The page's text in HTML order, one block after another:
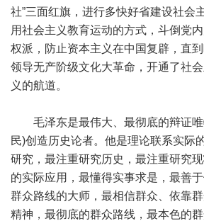
社”三面红旗，进行多快好省建设社会
用社会主义教育运动的方式，斗倒党
权派，防止资本主义在中国复辟，直
领导无产阶级文化大革命，开通了社
义的航道。
毛泽东是最伟大、最彻底的辩证唯
民)创造历史论者。他是理论联系实际
研究，最注重研究历史，最注重研究
的实际应用，最懂得实事求是，最善
群众路线的大师，最相信群众、依靠
精神，最彻底的群众路线，最本色的